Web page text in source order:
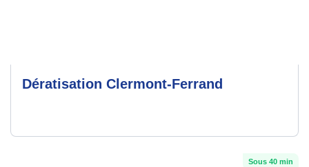
Dératisation Clermont-Ferrand
Sous 40 min